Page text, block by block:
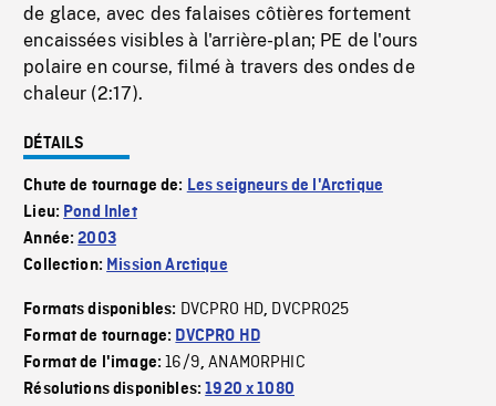
de glace, avec des falaises côtières fortement
encaissées visibles à l'arrière-plan; PE de l'ours
polaire en course, filmé à travers des ondes de
chaleur (2:17).
DÉTAILS
Chute de tournage de: Les seigneurs de l'Arctique
Lieu: Pond Inlet
Année:2003
Collection: Mission Arctique
Formats disponibles: DVCPRO HD, DVCPRO25
Format de tournage: DVCPRO HD
Format de l'image:16/9,ANAMORPHIC
Résolutions disponibles:1920 x 1080